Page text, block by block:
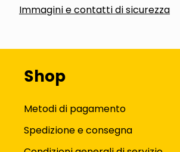
Immagini e contatti di sicurezza
Shop
Metodi di pagamento
Spedizione e consegna